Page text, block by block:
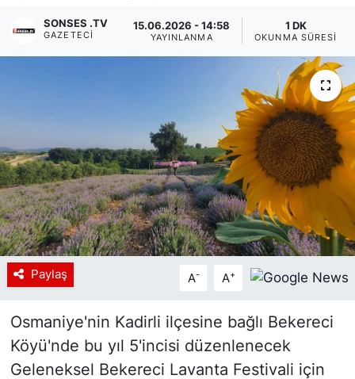
SONSES .TV
GAZETECI
15.06.2026 - 14:58
YAYINLANMA
1 DK
OKUNMA SÜRESI
Paylaş A- A+
Osmaniye'nin Kadirli ilçesine bağlı Bekereci
Köyü'nde bu yıl 5'incisi düzenlenecek
Geleneksel Bekereci Lavanta Festivali için
Tanıtım